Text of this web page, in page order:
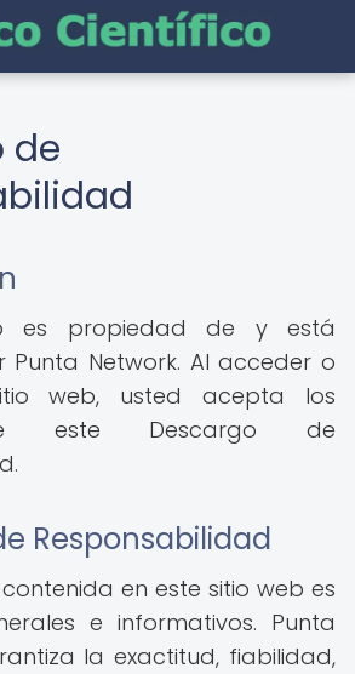
de
es propiedad de y está
Network. Al acceder o
web, usted acepta los
este Descargo de
Responsabilidad
en este sitio web es
e informativos. Punta
la exactitud, fiabilidad,